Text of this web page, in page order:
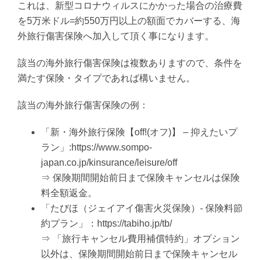
これは、新型コロナウィルスにかかった場合の治療費
を5万米ドル=約550万円以上の額面でカバーする、海
外旅行傷害保険へ加入して頂く事になります。
該当の海外旅行傷害保険は複数ありますので、条件を
満たす保険・タイプであれば構いません。
該当の海外旅行傷害保険の例：
「新・海外旅行保険【off!(オフ)】 – 抑えたいプ
ラン」:https://www.sompo-
japan.co.jp/kinsurance/leisure/off
⇒ 保険期間開始前日まで保険キャンセルは保険
料全額返金。
「たびほ（ジェイアイ傷害火災保険）- 保険料節
約プラン」：https://tabiho.jp/tb/
⇒ 「旅行キャンセル費用補償特約」オプション
以外は、保険期間開始前日まで保険キャンセル